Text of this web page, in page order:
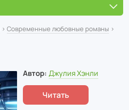
› Современные любовные романы ›
Автор: Джулия Хэнли
Читать